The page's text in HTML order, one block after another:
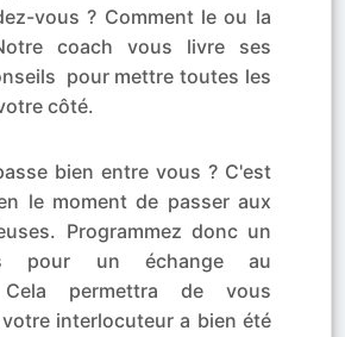
vous ? Comment le ou la
coach vous livre ses
pour mettre toutes les
côté.
bien entre vous ? C'est
le moment de passer aux
Programmez donc un
pour un échange au
Cela permettra de vous
interlocuteur a bien été